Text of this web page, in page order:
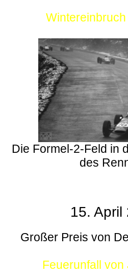
Die Formel-2-Feld in
des
15. April
Großer Preis von
Feuerunfall von